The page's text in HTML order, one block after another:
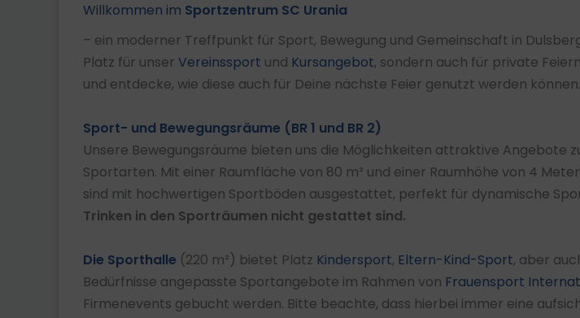
Willkommen im Sportzentrum SC Urania
– ein moderner Treffpunkt für Sport, Bewegung und Gemeinschaft in
Platz für unser Vereinssport und Kursangebot, sondern auch für private
und entdecke, wie diese auch für Deine nächste Feier genutzt werden können.
Sport- und Bewegungsräume (BR 1 und BR 2)
Unsere Bewegungsräume bieten uns die Möglichkeiten attraktive Angebote
Sportarten. Mit einer Raumfläche von 80 m² und einer Raumhöhe von 4
sind mit hochwertigen Sportböden ausgestattet, perfekt für dynamische
Trinken in den Sporträumen nicht gestattet sind.
Die Sporthalle (220 m²) bietet Platz Kindersport, Eltern-Kind-Sport, aber
Bedürfnisse angepasste Sportangebote im Rahmen von Frauensport
Firmenevents gebucht werden. Bitte beachte, dass hierbei immer eine